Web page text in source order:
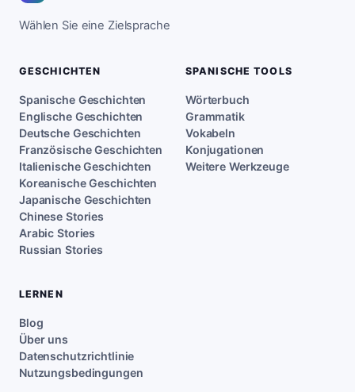
Wählen Sie eine Zielsprache
GESCHICHTEN
Spanische Geschichten
Englische Geschichten
Deutsche Geschichten
Französische Geschichten
Italienische Geschichten
Koreanische Geschichten
Japanische Geschichten
Chinese Stories
Arabic Stories
Russian Stories
SPANISCHE TOOLS
Wörterbuch
Grammatik
Vokabeln
Konjugationen
Weitere Werkzeuge
LERNEN
Blog
Über uns
Datenschutzrichtlinie
Nutzungsbedingungen